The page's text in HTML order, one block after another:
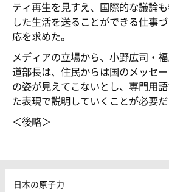
ティ再生を見すえ、国際的な議論
した生活を送ることができる仕事
応を求めた。
メディアの立場から、小野広司・
道部長は、住民からは国のメッセ
の姿が見えてこないとし、専門用
た表現で説明していくことが必要だ
＜後略＞
日本の原子力